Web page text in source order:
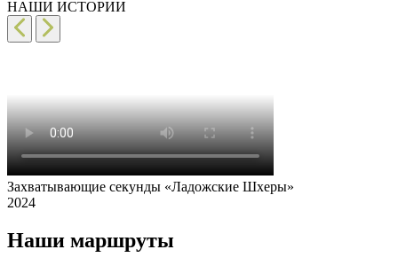
НАШИ ИСТОРИИ
Захватывающие секунды «Ладожские Шхеры»
2024
Наши маршруты